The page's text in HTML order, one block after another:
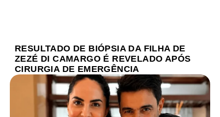
RESULTADO DE BIÓPSIA DA FILHA DE
ZEZÉ DI CAMARGO É REVELADO APÓS
CIRURGIA DE EMERGÊNCIA